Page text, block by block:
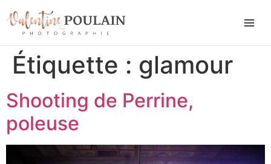
Étiquette : glamour
Shooting de Perrine,
poleuse